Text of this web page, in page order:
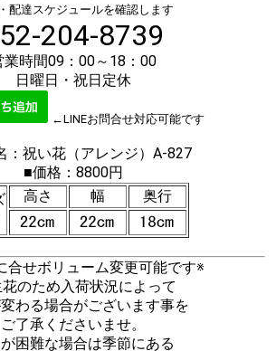
配達スケジュールを確認します
204-8739
業時間09：00～18：00
日曜日・祝日定休
←LINEお問合せ対応可能です
：祝い花（アレンジ）A-827
■価格：8800円
高さ 幅 奥行
合せボリューム変更可能です※
のため入荷状況によって
わる場合がございます事を
ご了承くださいませ。
困難な場合は季節にある